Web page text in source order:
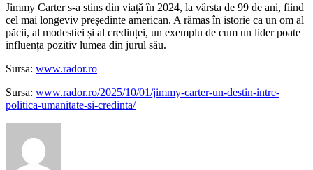
Jimmy Carter s-a stins din viață în 2024, la vârsta de 99 de ani, fiind
cel mai longeviv președinte american. A rămas în istorie ca un om al
păcii, al modestiei și al credinței, un exemplu de cum un lider poate
influența pozitiv lumea din jurul său.
Sursa: www.rador.ro
Sursa: www.rador.ro/2025/10/01/jimmy-carter-un-destin-intre-
politica-umanitate-si-credinta/